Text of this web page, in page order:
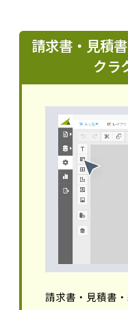
請求書・見積
クラ
請求書・見積書